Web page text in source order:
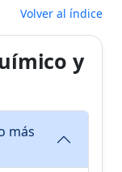
Volver al índice
y
más